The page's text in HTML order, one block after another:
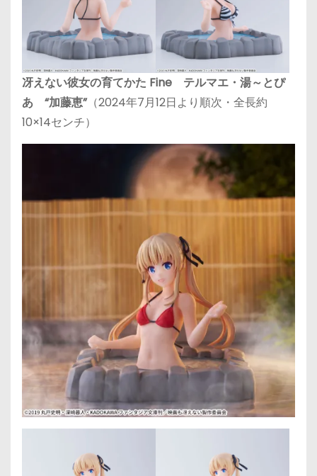
冴えない彼女の育てかた Fine テルマエ・湯～とぴ
あ “加藤恵”（2024年7月12日より順次・全長約
10×14センチ）